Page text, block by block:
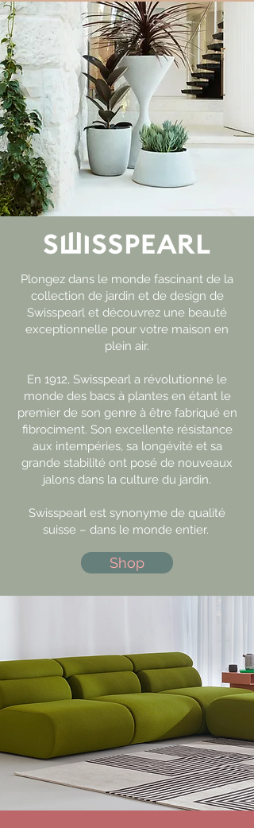
Plongez dans le monde fascinant de la
collection de jardin et de design de
Swisspearl et découvrez une beauté
exceptionnelle pour votre maison en
plein air.
En 1912, Swisspearl a révolutionné le
monde des bacs à plantes en étant le
premier de son genre à être fabriqué en
fibrociment. Son excellente résistance
aux intempéries, sa longévité et sa
grande stabilité ont posé de nouveaux
jalons dans la culture du jardin.
Swisspearl est synonyme de qualité
suisse – dans le monde entier.
Shop